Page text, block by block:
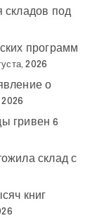
складов под
программ
2026
о
2026
гривен 6
склад с
книг